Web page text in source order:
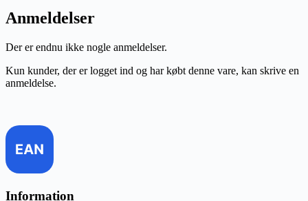
Anmeldelser
Der er endnu ikke nogle anmeldelser.
Kun kunder, der er logget ind og har købt denne vare, kan skrive en
anmeldelse.
Information